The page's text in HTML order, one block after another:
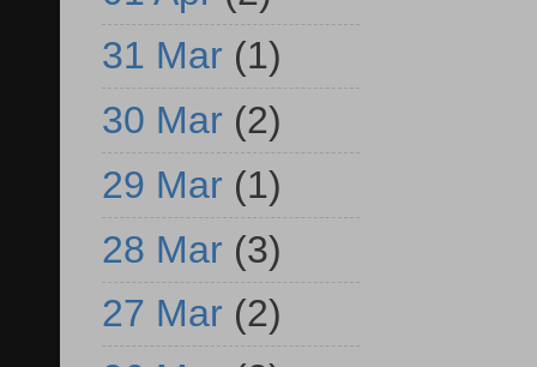
31 Mar (1)
30 Mar (2)
29 Mar (1)
28 Mar (3)
27 Mar (2)